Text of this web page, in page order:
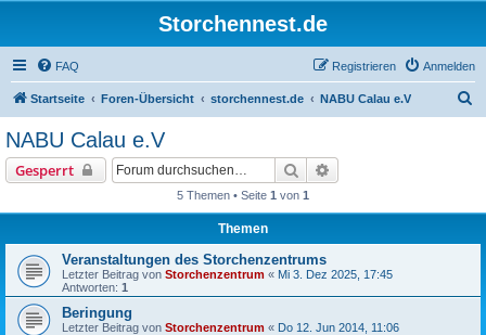
Storchennest.de
FAQ Anmelden
Registrieren
Startseite Foren-Übersicht storchennest.de NABU Calau e.V
NABU Calau e.V
Gesperrt Suche
5 Themen • Seite 1 von 1
Themen
Veranstaltungen des Storchenzentrums
Letzter Beitrag von Storchenzentrum « Mi 3. Dez 2025, 17:45
Antworten: 1
Beringung
Letzter Beitrag von Storchenzentrum « Do 12. Jun 2014, 11:06